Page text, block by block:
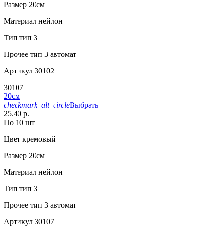
Размер 20см
Материал нейлон
Тип тип 3
Прочее тип 3 автомат
Артикул 30102
30107
20см
checkmark_alt_circleВыбрать
25.40 р.
По 10 шт
Цвет кремовый
Размер 20см
Материал нейлон
Тип тип 3
Прочее тип 3 автомат
Артикул 30107